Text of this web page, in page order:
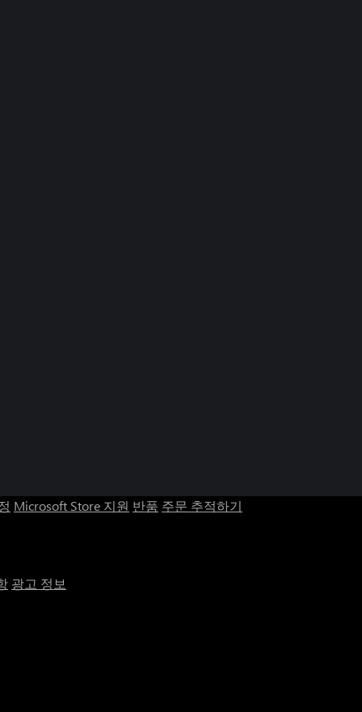
Microsoft Store 지원 반품 주문 추적하기
광고 정보